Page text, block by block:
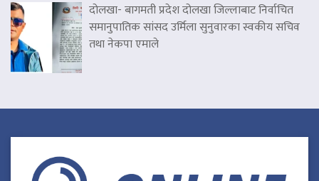
दोलखा- बागमती प्रदेश दोलखा जिल्लाबाट निर्वाचित
समानुपातिक सांसद उर्मिला सुनुवारका स्वकीय सचिव
तथा नेकपा एमाले